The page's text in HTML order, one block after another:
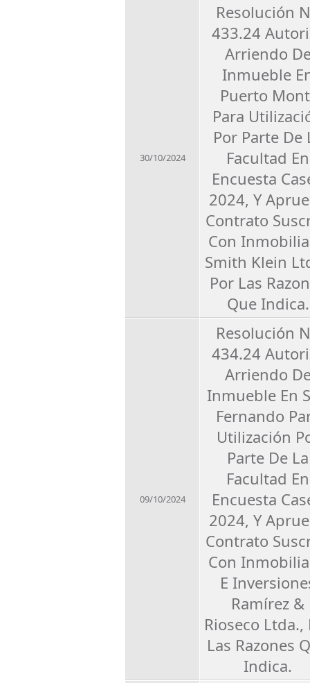
30/10/2024
Resolución
433.24
Arriendo
Inmueble
Puerto
Para
Por Parte De
Facultad En
Encuesta
2024, Y
Contrato
Con
Smith Klein
Por Las
Que Indica.
09/10/2024
Resolución
434.24
Arriendo
Inmueble En
Fernando
Utilización
Parte De La
Facultad En
Encuesta
2024, Y
Contrato
Con
E
Ramírez &
Rioseco Ltda.,
Las Razones
Indica.